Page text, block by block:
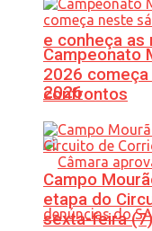
e conheça as
2026
Campeonato
2026
confrontos
Campo
etapa do
sexta-feira (7)